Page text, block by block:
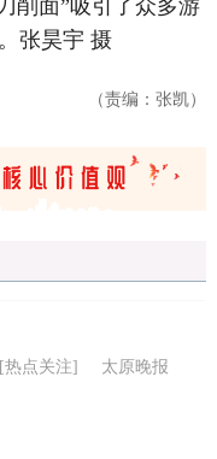
削面”吸引了众多游
张昊宇 摄
（责编：张凯）
[热点关注] 太原晚报